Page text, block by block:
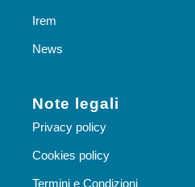
Irem
News
Note legali
Privacy policy
Cookies policy
Termini e Condizioni